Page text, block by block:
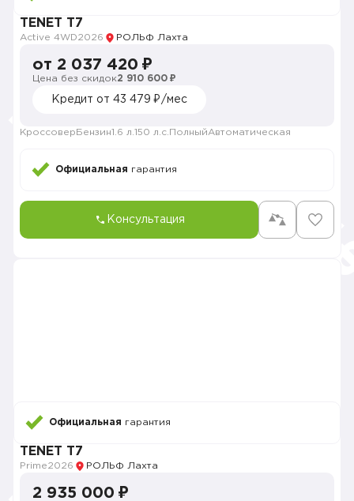
TENET T7
Active 4WD2026 РОЛЬФ Лахта
от 2 037 420 ₽
Цена без скидок2 910 600 ₽
Кредит от 43 479 ₽/мес
Кроссовер Бензин1.6 л. 150 л.с. ПолныйАвтоматическая
Официальная гарантия
Консультация
Официальная гарантия
TENET T7
Prime2026 РОЛЬФ Лахта
2 935 000 ₽